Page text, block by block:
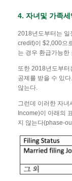
4. 자녀및 가족세
2018년도부터는 일
credit)이 $2,000으
는 경우 환급가능
또한 2018년도부터
공제를 받을 수 있
않는다.
그런데 이러한 자녀
Income)이 아래의
지 않는다(phase-